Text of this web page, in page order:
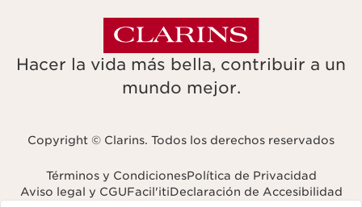
Hacer la vida más bella, contribuir a un
mundo mejor.
Copyright © Clarins. Todos los derechos reservados
Términos y CondicionesPolítica de Privacidad
Aviso legal y CGUFacil'itiDeclaración de Accesibilidad
Navigates to